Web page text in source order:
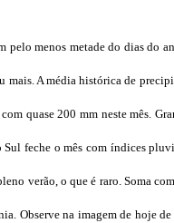
pelo menos metade do dias do
mais. A média histórica de
quase 200 mm neste mês.
Sul feche o mês com índices
verão, o que é raro. Soma
Observe na imagem de hoje